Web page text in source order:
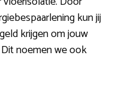
kun jij
krijgen om jouw
noemen we ook